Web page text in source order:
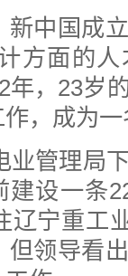
中国成立
方面的
年，23岁
，成为
管理局
设一条
宁重工
领导看